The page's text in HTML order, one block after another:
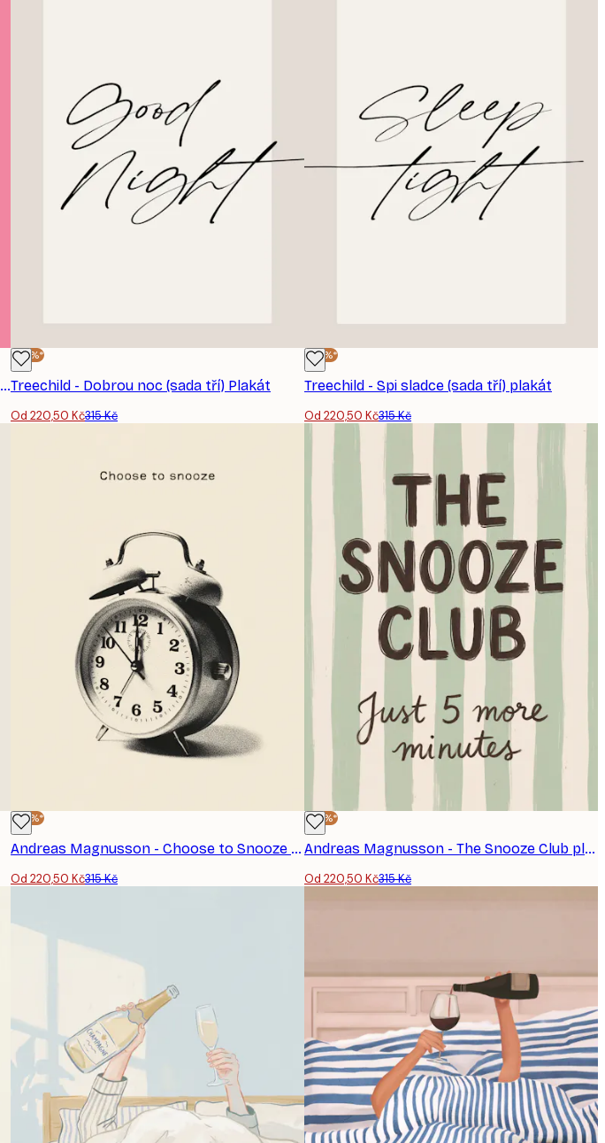
Athene Fritsch - Zóna bez podprsenky plakát
-30%*
Treechild - Dobrou noc (sada tří) Plakát
Od 220,50 Kč315 Kč
-30%*
Treechild - Spi sladce (sada tří) plakát
Od 220,50 Kč315 Kč
-30%*
Andreas Magnusson - Choose to Snooze Clock plakát
Od 220,50 Kč315 Kč
-30%*
Andreas Magnusson - The Snooze Club plakát
Od 220,50 Kč315 Kč